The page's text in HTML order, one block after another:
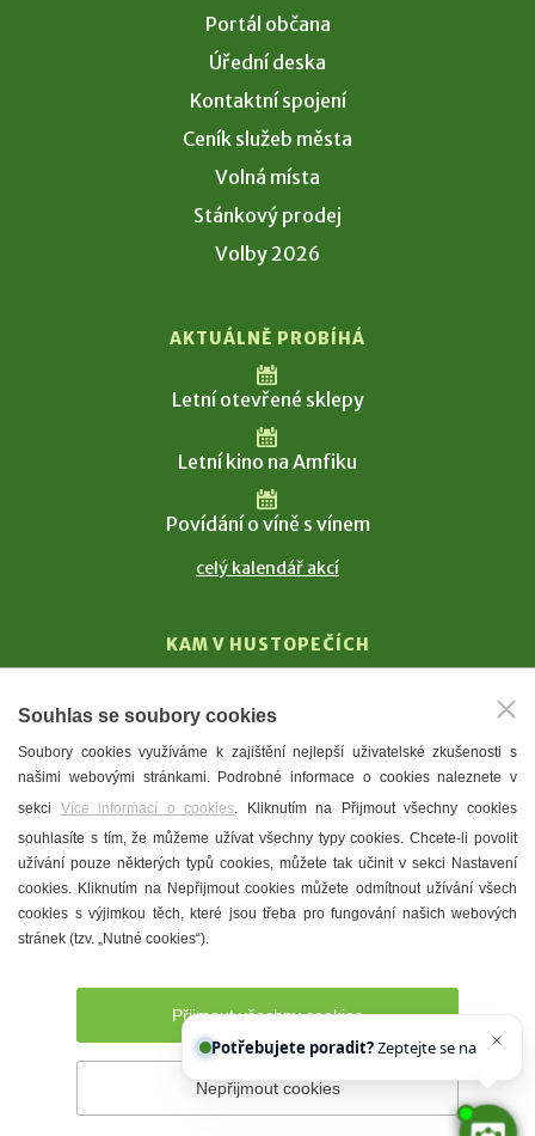
Portál občana
Úřední deska
Kontaktní spojení
Ceník služeb města
Volná místa
Stánkový prodej
Volby 2026
AKTUÁLNĚ PROBÍHÁ
Letní otevřené sklepy
Letní kino na Amfiku
Povídání o víně s vínem
celý kalendář akcí
KAM V HUSTOPEČÍCH
T. G. Masaryk
Mandloně
Ubytování
Restaurace
Městské muzeum a galerie
Denní meníčka
Prohlášení o přístupnosti Správce webu
Souhlas se soubory cookies
Soubory cookies využíváme k zajištění nejlepší uživatelské zkušenosti s
našimi webovými stránkami. Podrobné informace o cookies naleznete v
sekci Více informací o cookies. Kliknutím na Přijmout všechny cookies
souhlasíte s tím, že můžeme užívat všechny typy cookies. Chcete-li povolit
užívání pouze některých typů cookies, můžete tak učinit v sekci Nastavení
cookies. Kliknutím na Nepřijmout cookies můžete odmítnout užívání všech
cookies s výjimkou těch, které jsou třeba pro fungování našich webových
stránek (tzv. „Nutné cookies“).
Přijmout všechny cookies
Nepřijmout cookies
Potřebujete poradit? Zeptejte se našeho asis